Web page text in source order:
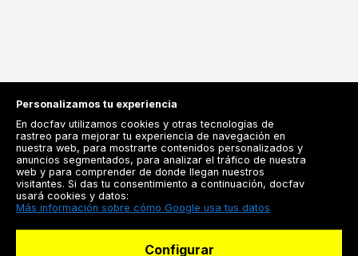
Registrarse
Docfav
Personalizamos tu experiencia
En docfav utilizamos cookies y otras tecnologías de
rastreo para mejorar tu experiencia de navegación en
nuestra web, para mostrarte contenidos personalizados y
anuncios segmentados, para analizar el tráfico de nuestra
web y para comprender de donde llegan nuestros
visitantes. Si das tu consentimiento a continuación, docfav
usará cookies y datos:
Más información sobre cómo Google usa tus datos
Configurar